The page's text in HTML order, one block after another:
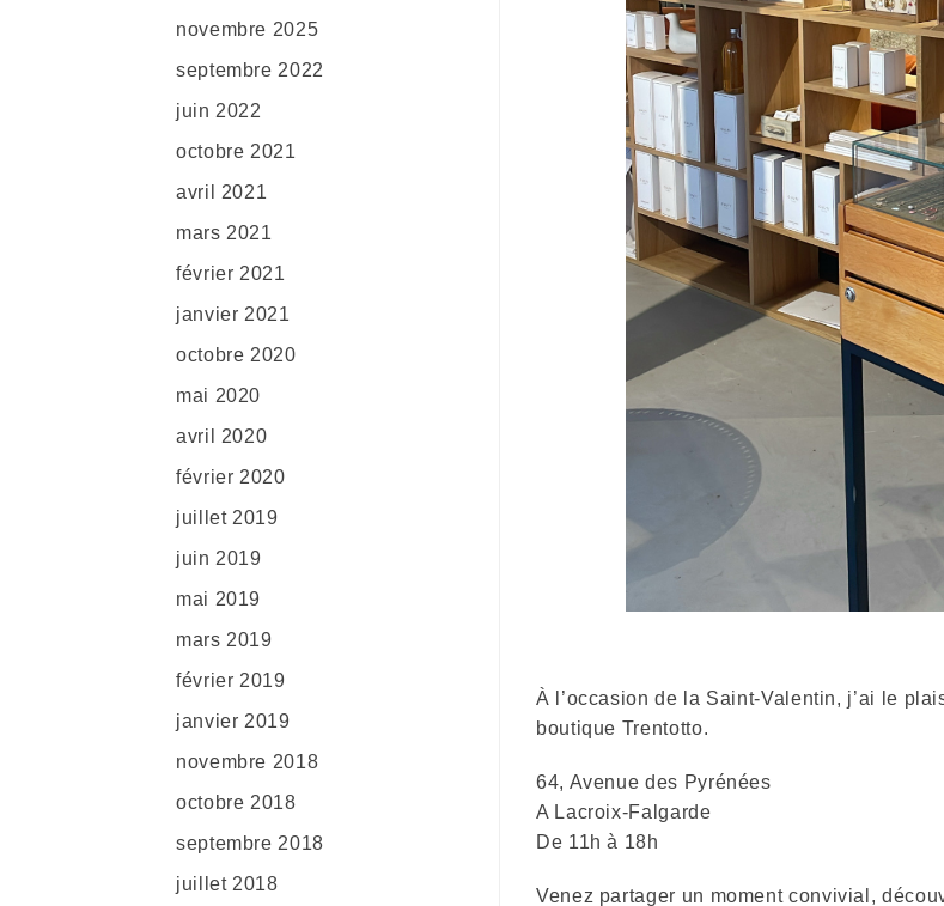
À l’occasion de la Saint-Valentin, j’ai le
boutique Trentotto.
64, Avenue des Pyrénées
A Lacroix-Falgarde
De 11h à 18h
Venez partager un moment convivial,
novembre 2025
septembre 2022
juin 2022
octobre 2021
avril 2021
mars 2021
février 2021
janvier 2021
octobre 2020
mai 2020
avril 2020
février 2020
juillet 2019
juin 2019
mai 2019
mars 2019
février 2019
janvier 2019
novembre 2018
octobre 2018
septembre 2018
juillet 2018